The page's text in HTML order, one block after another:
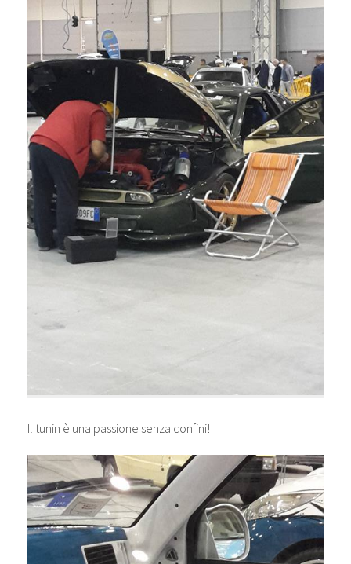
Il tunin è una passione senza confini!